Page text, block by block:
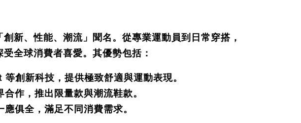
新、性能、潮流」聞名。從專業運動員到日常穿搭，
全球消費者喜愛。其優勢包括：
創新科技，提供極致舒適與運動表現。
合作，推出限量款與潮流鞋款。
應俱全，滿足不同消費需求。